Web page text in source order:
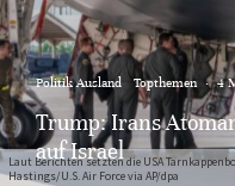
Laut Berichten setzten die USA
Hastings/U.S. Air Force via AP/dpa
Politik Ausland Topthemen · 4
Trump: Irans
auf Israel